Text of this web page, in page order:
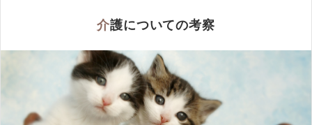
介護についての考察